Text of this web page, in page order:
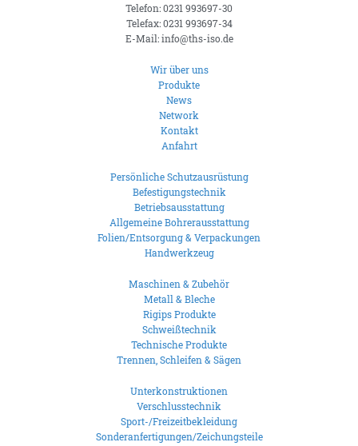
Telefon: 0231 993697-30
Telefax: 0231 993697-34
E-Mail: info@ths-iso.de
Wir über uns
Produkte
News
Network
Kontakt
Anfahrt
Persönliche Schutzausrüstung
Befestigungstechnik
Betriebsausstattung
Allgemeine Bohrerausstattung
Folien/Entsorgung & Verpackungen
Handwerkzeug
Maschinen & Zubehör
Metall & Bleche
Rigips Produkte
Schweißtechnik
Technische Produkte
Trennen, Schleifen & Sägen
Unterkonstruktionen
Verschlusstechnik
Sport-/Freizeitbekleidung
Sonderanfertigungen/Zeichungsteile